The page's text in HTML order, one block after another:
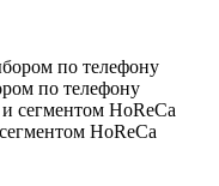
по телефону
HoReCa